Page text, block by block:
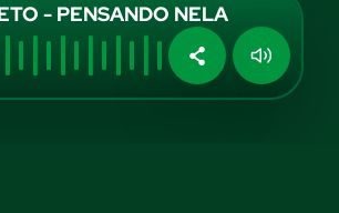
- PENSANDO NELA